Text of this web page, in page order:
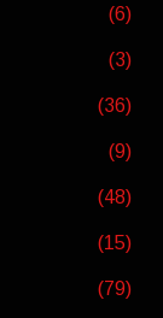
(6)
(3)
(36)
(9)
(48)
(15)
(79)